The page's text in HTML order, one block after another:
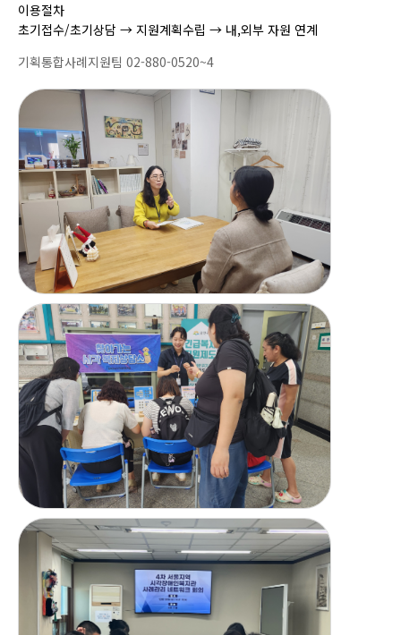
이용절차
초기접수/초기상담 → 지원계획수립 → 내,외부 자원 연계
기획통합사례지원팀 02-880-0520~4